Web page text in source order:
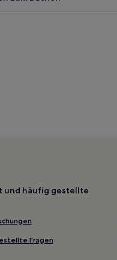
Procida
und häufig gestellte
Fragen